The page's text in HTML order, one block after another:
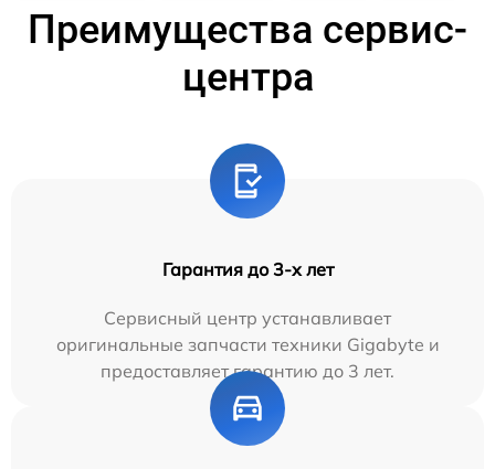
Преимущества сервис-
центра
Гарантия до 3-х лет
Сервисный центр устанавливает
оригинальные запчасти техники Gigabyte и
предоставляет гарантию до 3 лет.